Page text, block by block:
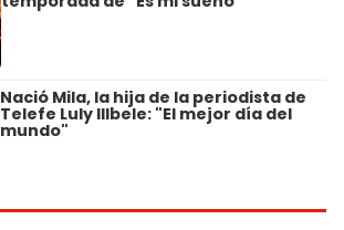
Nació Mila, la hija de la periodista de
Telefe Luly Illbele: "El mejor día del
mundo"